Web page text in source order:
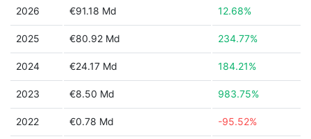
2026 €91.18 Md 12.68%
2025 €80.92 Md 234.77%
2024 €24.17 Md 184.21%
2023 €8.50 Md 983.75%
2022 €0.78 Md -95.52%